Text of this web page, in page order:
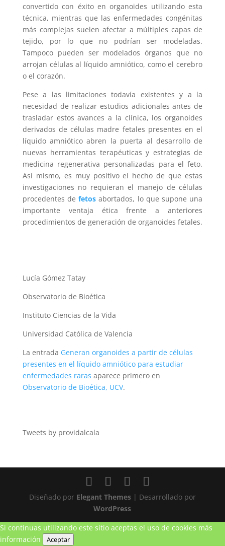
convertido con éxito en organoides utilizando esta
técnica, mientras que las enfermedades congénitas
más complejas suelen afectar a múltiples capas de
tejido, por lo que no podrían ser modeladas.
Tampoco pueden ser modelados órganos que no
arrojan células al líquido amniótico, como el cerebro
o el corazón.
Pese a las limitaciones todavía existentes y a la
necesidad de realizar estudios adicionales antes de
trasladar estos avances a la clínica, los organoides
derivados de células madre fetales presentes en el
líquido amniótico abren la puerta al desarrollo de
nuevas herramientas terapéuticas y estrategias de
medicina regenerativa personalizadas para el feto.
Así mismo, es muy positivo el hecho de que estas
investigaciones no requieran el manejo de células
procedentes de fetos abortados, lo que supone una
importante ventaja ética frente a anteriores
procedimientos de generación de organoides fetales.
Lucía Gómez Tatay
Observatorio de Bioética
Instituto Ciencias de la Vida
Universidad Católica de Valencia
La entrada Generan organoides a partir de células
presentes en el líquido amniótico para estudiar
enfermedades raras aparece primero en
Observatorio de Bioética, UCV.
Tweets by providalcala
Diseñado por Elegant Themes| Desarrollado por
WordPress
Si continuas utilizando este sitio aceptas el uso de cookies más
información
Aceptar